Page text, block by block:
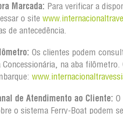
Marcada: Para verificar a
o site
de antecedência.
Os clientes podem
Concessionária, na aba
de Atendimento ao Cliente:
o sistema Ferry-Boat podem